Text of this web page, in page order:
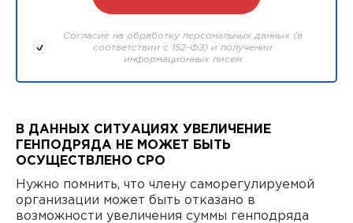
Согласие на обработку персональных данных (в
соответствии с 152-ФЗ) и получении
информационных писем
В ДАННЫХ СИТУАЦИЯХ УВЕЛИЧЕНИЕ
ГЕНПОДРЯДА НЕ МОЖЕТ БЫТЬ
ОСУЩЕСТВЛЕНО СРО
Нужно помнить, что члену саморегулируемой
организации может быть отказано в
возможности увеличения суммы генподряда